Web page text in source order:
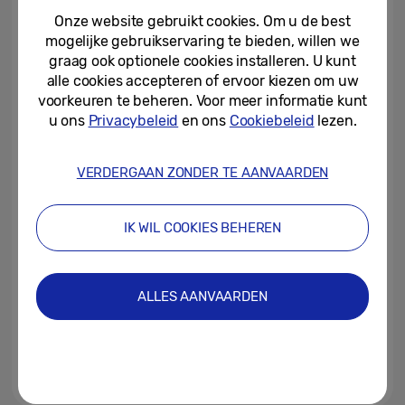
16-04-2024
Samsungs
designtentoonstelling
‘Newfound Equilibrium’ te zien...
∙ Harmonieus: Een nieuwe
designidentiteit voor Samsung...
[Design Story] Volledig
Onze website gebruikt cookies. Om u de best
mogelijke gebruikservaring te bieden, willen we
graag ook optionele cookies installeren. U kunt
alle cookies accepteren of ervoor kiezen om uw
voorkeuren te beheren. Voor meer informatie kunt
u ons Privacybeleid en ons Cookiebeleid lezen.
VERDERGAAN ZONDER TE AANVAARDEN
IK WIL COOKIES BEHEREN
ALLES AANVAARDEN